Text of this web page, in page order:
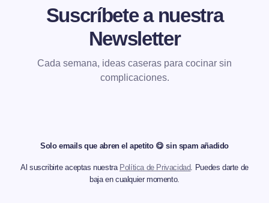
Suscríbete a nuestra
Newsletter
Cada semana, ideas caseras para cocinar sin
complicaciones.
Solo emails que abren el apetito 😋 sin spam añadido
Al suscribirte aceptas nuestra Política de Privacidad. Puedes darte de
baja en cualquier momento.